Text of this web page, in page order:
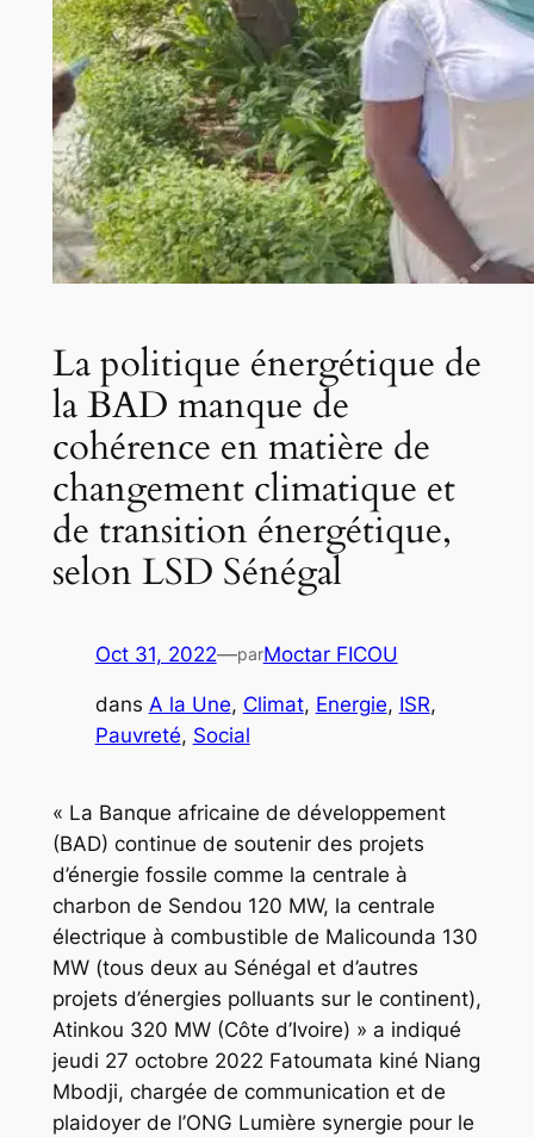
La politique énergétique de
la BAD manque de
cohérence en matière de
changement climatique et
de transition énergétique,
selon LSD Sénégal
Oct 31, 2022—parMoctar FICOU
dans A la Une, Climat, Energie, ISR
Pauvreté, Social
« La Banque africaine de développement
(BAD) continue de soutenir des projets
d’énergie fossile comme la centrale à
charbon de Sendou 120 MW, la centrale
électrique à combustible de Malicounda 130
MW (tous deux au Sénégal et d’autres
projets d’énergies polluants sur le continent),
Atinkou 320 MW (Côte d’Ivoire) » a indiqué
jeudi 27 octobre 2022 Fatoumata kiné Niang
Mbodji, chargée de communication et de
plaidoyer de l’ONG Lumière synergie pour le